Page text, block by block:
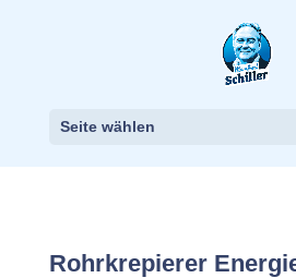
Seite wählen
Rohrkrepierer